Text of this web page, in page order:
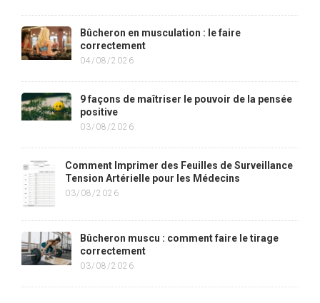
Bûcheron en musculation : le faire
correctement
04/08/2026
9 façons de maîtriser le pouvoir de la pensée
positive
03/08/2026
Comment Imprimer des Feuilles de Surveillance
Tension Artérielle pour les Médecins
03/08/2026
Bûcheron muscu : comment faire le tirage
correctement
03/08/2026